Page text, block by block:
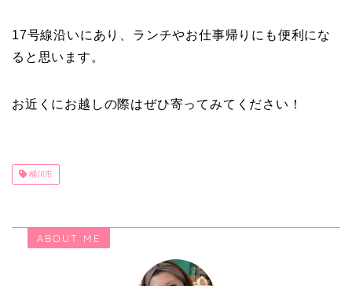
17号線沿いにあり、ランチやお仕事帰りにも便利にな
ると思います。
お近くにお越しの際はぜひ寄ってみてください！
桶川市
ABOUT ME